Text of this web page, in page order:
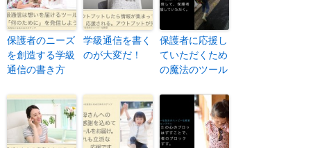
保護者のニーズ
を創造する学級
通信の書き方
学級通信を書く
のが大変だ！
保護者に応援し
ていただくため
の魔法のツール